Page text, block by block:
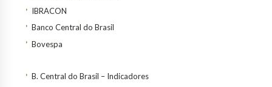
IBRACON
Banco Central do Brasil
Bovespa
B. Central do Brasil – Indicadores